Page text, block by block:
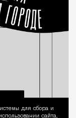
для сбора и
сайта,